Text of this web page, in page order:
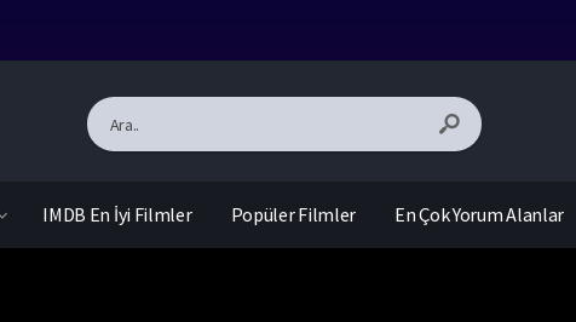
IMDB En İyi Filmler Popüler Filmler En Çok Yorum Alanlar